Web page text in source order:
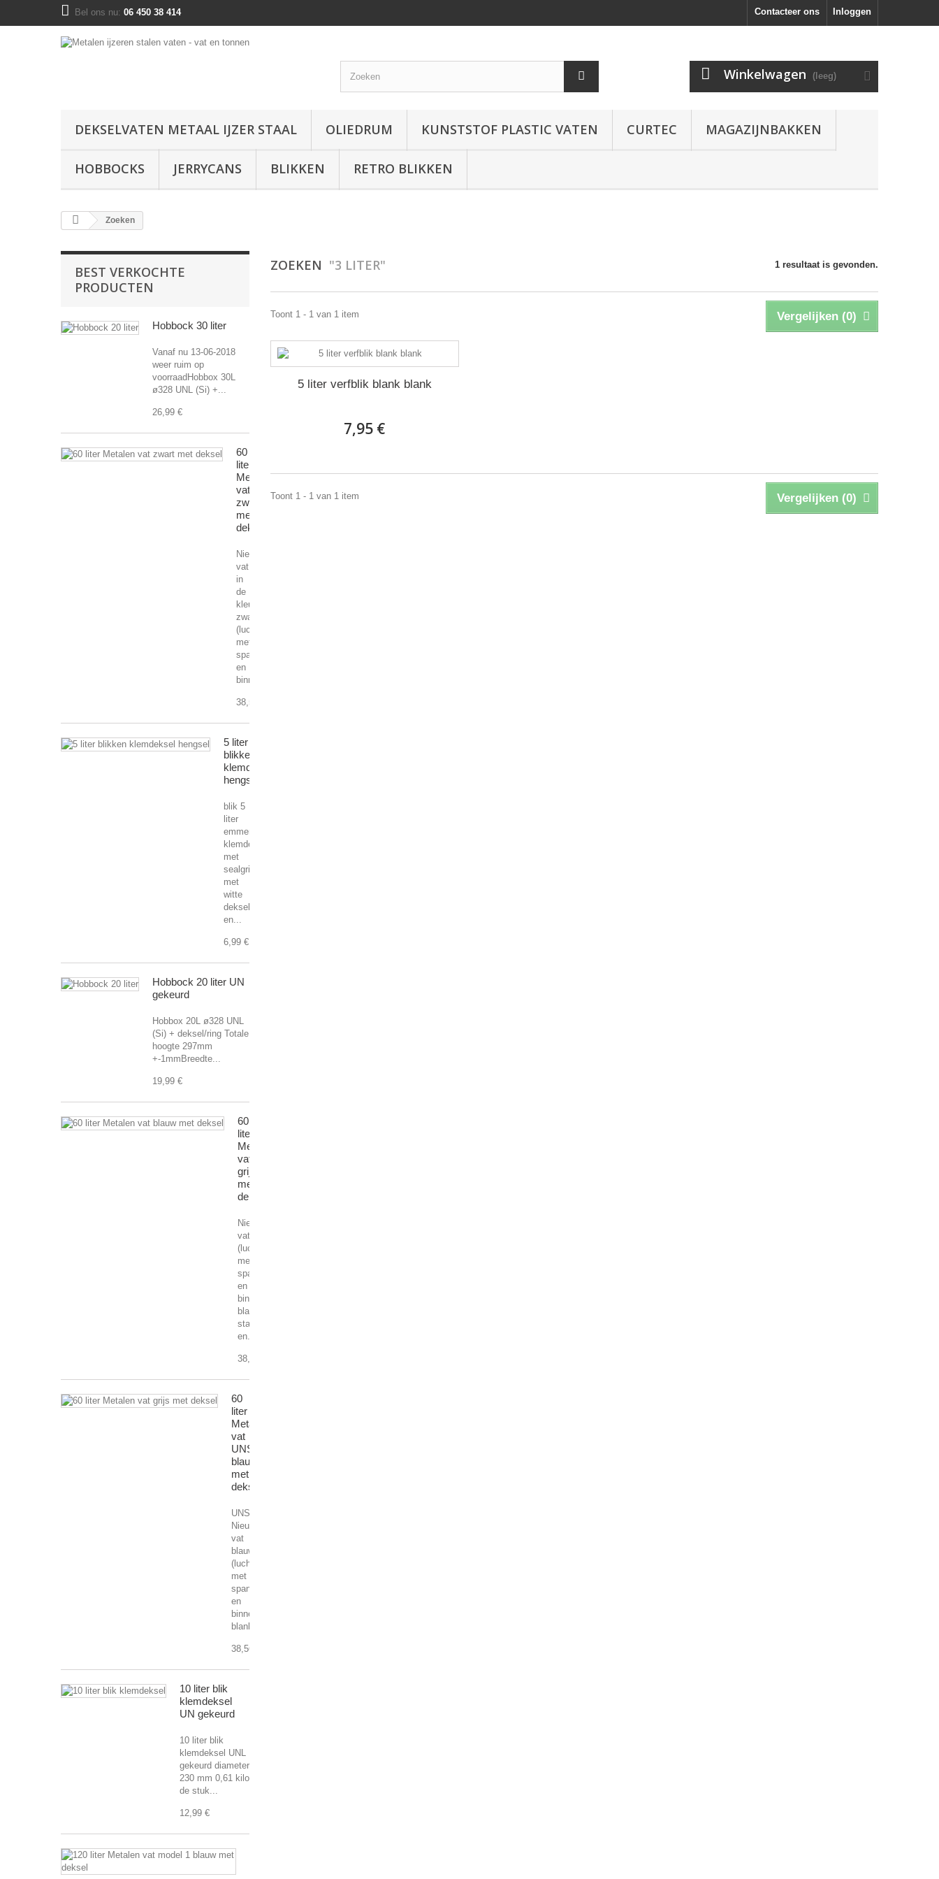
Inloggen
Contacteer ons
Bel ons nu: 06 450 38 414
Winkelwagen (leeg)
DEKSELVATEN METAAL IJZER STAAL OLIEDRUM KUNSTSTOF PLASTIC VATEN CURTEC MAGAZIJNBAKKEN
HOBBOCKS JERRYCANS BLIKKEN RETRO BLIKKEN
Zoeken
BEST VERKOCHTE
PRODUCTEN
Hobbock 30 liter
Vanaf nu 13-06-2018
weer ruim op
voorraadHobbox 30L
ø328 UNL (Si) +...
26,99 €
60
liter
Metalen
vat
zwart
met
deksel
Nieuw
vat
in
de
kleur
zwart
(luchtdicht)
met
spanring
en
binnenzijde...
38,56 €
5 liter
blikken
klemdeksel
hengsel
blik 5
liter
emmer
klemdeksel
met
sealgrijs
met
witte
deksel
en...
6,99 €
Hobbock 20 liter UN
gekeurd
Hobbox 20L ø328 UNL
(Si) + deksel/ring Totale
hoogte 297mm
+-1mmBreedte...
19,99 €
60
liter
Metalen
vat
grijs
met
deksel
Nieuw
vat grijs
(luchtdicht)
met
spanring
en
binnenzijde
blank
staal
en...
38,56 €
60
liter
Metalen
vat
UNS
blauw
met
deksel
UNS
Nieuw
vat
blauw
(luchtdicht)
met
spanring
en
binnenzijde
blank...
38,56 €
10 liter blik
klemdeksel
UN gekeurd
10 liter blik
klemdeksel UNL
gekeurd diameter
230 mm 0,61 kilo
de stuk...
12,99 €
ZOEKEN "3 LITER" 1 resultaat is gevonden.
Vergelijken (0)
Toont 1 - 1 van 1 item
5 liter verfblik blank blank
7,95 €
Vergelijken (0)
Toont 1 - 1 van 1 item